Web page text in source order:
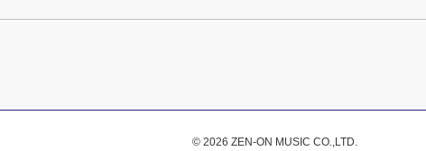
© 2026 ZEN-ON MUSIC CO.,LTD.